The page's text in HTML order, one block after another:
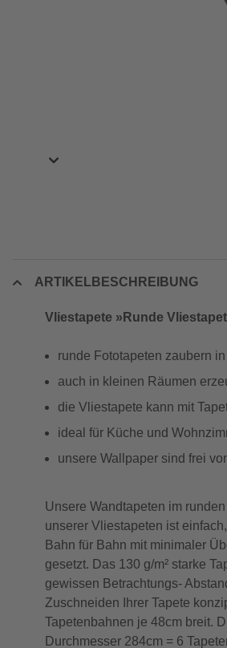
ARTIKELBESCHREIBUNG
Vliestapete »Runde
runde Fototapeten zaubern
auch in kleinen Räumen
die Vliestapete kann mit
ideal für Küche und
unsere Wallpaper sind frei
Unsere Wandtapeten im
unserer Vliestapeten ist
Bahn für Bahn mit minimaler
gesetzt. Das 130 g/m² starke
gewissen Betrachtungs-
Zuschneiden Ihrer Tapete
Tapetenbahnen je 48cm breit.
Durchmesser 284cm = 6